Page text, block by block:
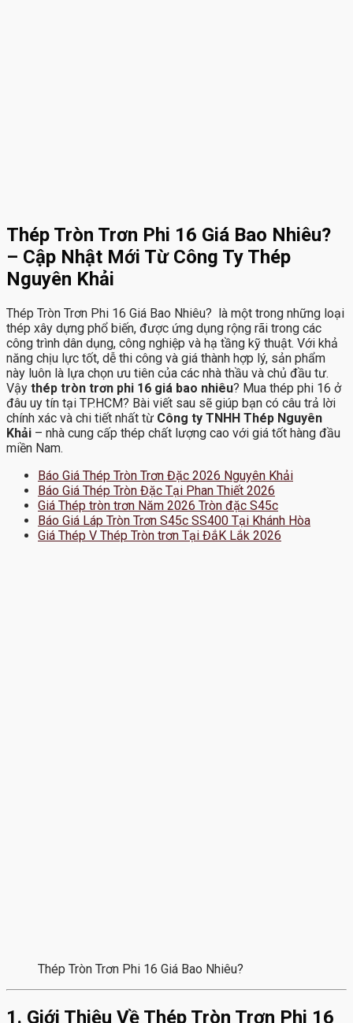
Thép Tròn Trơn Phi 16 Giá Bao Nhiêu?
– Cập Nhật Mới Từ Công Ty Thép
Nguyên Khải
Thép Tròn Trơn Phi 16 Giá Bao Nhiêu? là một trong những loại
thép xây dựng phổ biến, được ứng dụng rộng rãi trong các
công trình dân dụng, công nghiệp và hạ tầng kỹ thuật. Với khả
năng chịu lực tốt, dễ thi công và giá thành hợp lý, sản phẩm
này luôn là lựa chọn ưu tiên của các nhà thầu và chủ đầu tư.
Vậy thép tròn trơn phi 16 giá bao nhiêu? Mua thép phi 16 ở
đâu uy tín tại TP.HCM? Bài viết sau sẽ giúp bạn có câu trả lời
chính xác và chi tiết nhất từ Công ty TNHH Thép Nguyên
Khải – nhà cung cấp thép chất lượng cao với giá tốt hàng đầu
miền Nam.
Báo Giá Thép Tròn Trơn Đặc 2026 Nguyên Khải
Báo Giá Thép Tròn Đặc Tại Phan Thiết 2026
Giá Thép tròn trơn Năm 2026 Tròn đặc S45c
Báo Giá Láp Tròn Trơn S45c SS400 Tại Khánh Hòa
Giá Thép V Thép Tròn trơn Tại ĐắK Lắk 2026
Thép Tròn Trơn Phi 16 Giá Bao Nhiêu?
1. Giới Thiệu Về Thép Tròn Trơn Phi 16